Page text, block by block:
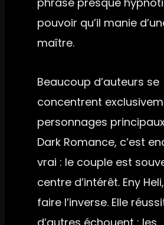
pouvoir qu’il manie
maître.
Beaucoup d’auteurs se
concentrent
personnages
Dark Romance, c’est
vrai : le couple est
centre d’intérêt. Eny
faire l’inverse. Elle